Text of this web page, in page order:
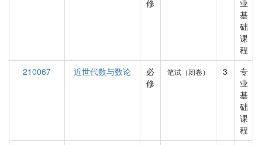
修
业
基
础
课
程
210067
近世代数与数论
必
修
笔试（闭卷） 3
专
业
基
础
课
程